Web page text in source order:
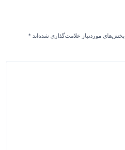
بخش‌های موردنیاز علامت‌گذاری شده‌اند *